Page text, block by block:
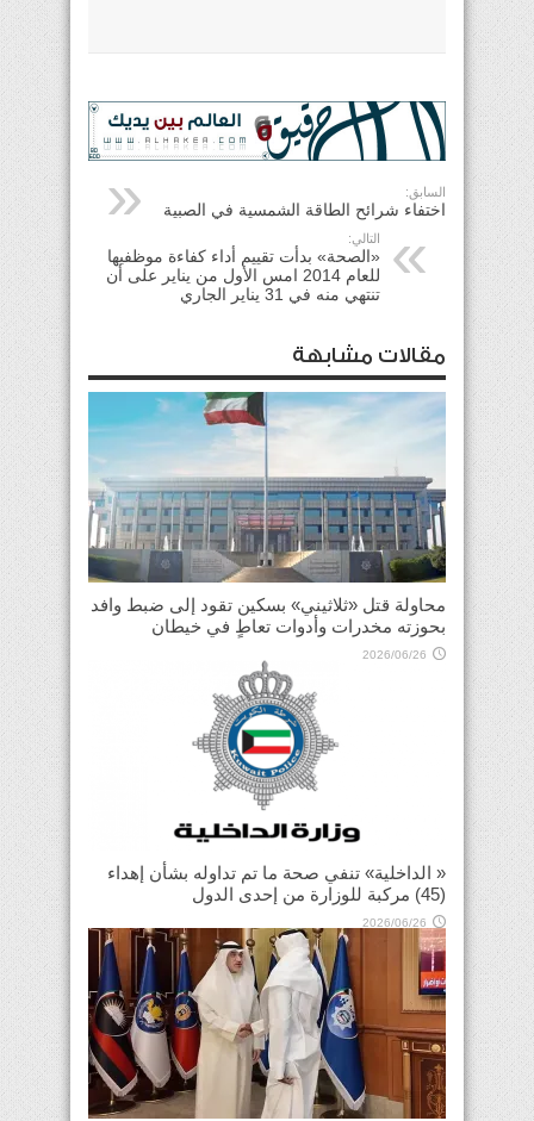
السابق:
اختفاء شرائح الطاقة الشمسية في الصبية
التالي:
«الصحة» بدأت تقييم أداء كفاءة موظفيها
للعام 2014 امس الأول من يناير على أن
تنتهي منه في 31 يناير الجاري
مقالات مشابهة
محاولة قتل «ثلاثيني» بسكين تقود إلى ضبط وافد
بحوزته مخدرات وأدوات تعاطٍ في خيطان
2026/06/26
« الداخلية» تنفي صحة ما تم تداوله بشأن إهداء
(45) مركبة للوزارة من إحدى الدول
2026/06/26